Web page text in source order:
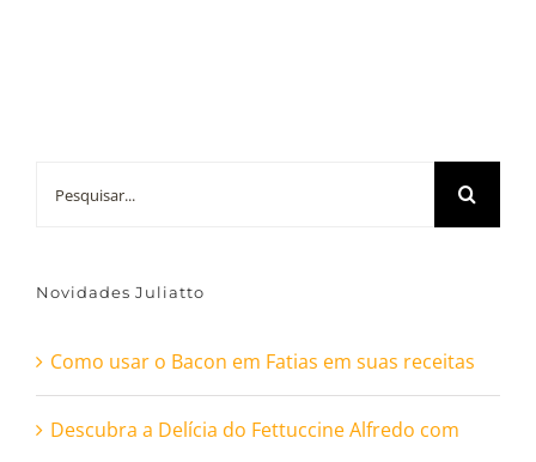
Novidades Juliatto
Como usar o Bacon em Fatias em suas receitas
Descubra a Delícia do Fettuccine Alfredo com